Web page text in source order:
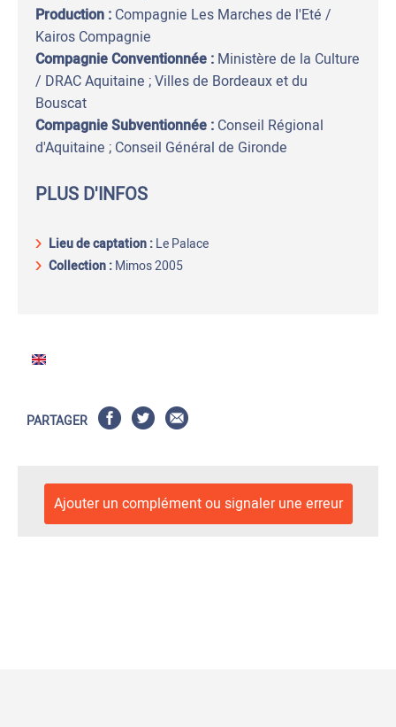
Production : Compagnie Les Marches de l'Eté /
Kairos Compagnie
Compagnie Conventionnée : Ministère de la Culture
/ DRAC Aquitaine ; Villes de Bordeaux et du
Bouscat
Compagnie Subventionnée : Conseil Régional
d'Aquitaine ; Conseil Général de Gironde
PLUS D'INFOS
Lieu de captation:Le Palace
Collection :Mimos 2005
PARTAGER
Ajouter un complément ou signaler une erreur